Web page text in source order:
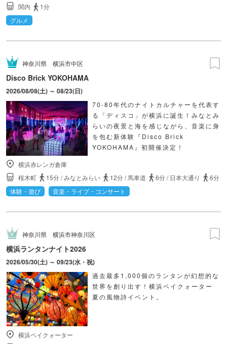
関内
1分
グルメ
神奈川県 横浜市中区
Disco Brick YOKOHAMA
2026/08/08(土) ～ 08/23(日)
70-80年代のナイトカルチャーを代表す
る「ディスコ」が横浜に誕生！みなとみ
らいの夜景と海を感じながら、音楽に身
を包む新体験『Disco Brick
YOKOHAMA』初開催決定！
横浜赤レンガ倉庫
桜木町
15分/みなとみらい 12分/馬車道 6分/ 日本大通り
6分
体験・遊び
音楽・ライブ・コンサート
神奈川県 横浜市神奈川区
横浜ランタンナイト2026
2026/05/30(土) ～ 09/23(水・祝)
過去最多1,000個のランタンが幻想的な
世界を創り出す！横浜ベイクォーター
夏の風物詩イベント。
横浜ベイクォーター